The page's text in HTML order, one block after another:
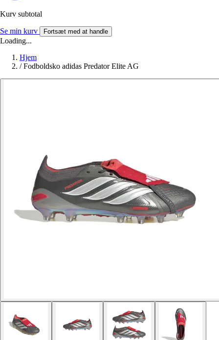
Kurv subtotal
Se min kurv Fortsæt med at handle
Loading...
Hjem
/ Fodboldsko adidas Predator Elite AG